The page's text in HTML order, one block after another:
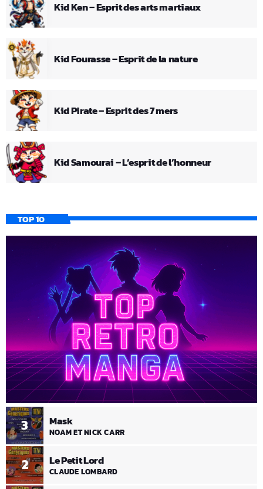
Kid Ken – Esprit des arts martiaux
Kid Fourasse – Esprit de la nature
Kid Pirate – Esprit des 7 mers
Kid Samourai – L’esprit de l’honneur
TOP 10
2 Le Petit Lord
CLAUDE LOMBARD
3 Mask
NOAM ET NICK CARR